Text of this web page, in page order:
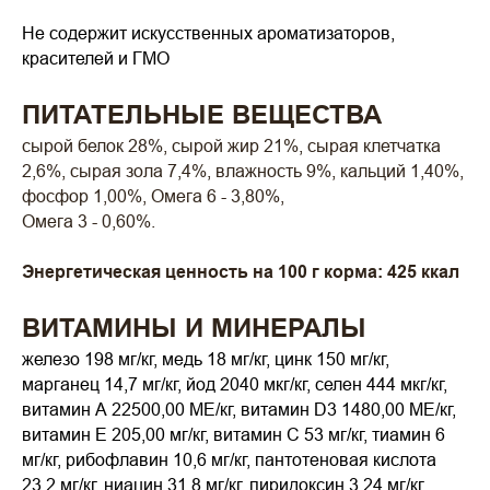
Не содержит искусственных ароматизаторов,
красителей и ГМО
ПИТАТЕЛЬНЫЕ ВЕЩЕСТВА
сырой белок 28%, сырой жир 21%, сырая клетчатка
2,6%, сырая зола 7,4%, влажность 9%, кальций 1,40%,
фосфор 1,00%, Омега 6 - 3,80%,
Омега 3 - 0,60%.
Энергетическая ценность на 100 г корма: 425 ккал
ВИТАМИНЫ И МИНЕРАЛЫ
железо 198 мг/кг, медь 18 мг/кг, цинк 150 мг/кг,
марганец 14,7 мг/кг, йод 2040 мкг/кг, селен 444 мкг/кг,
витамин А 22500,00 МЕ/кг, витамин D3 1480,00 МЕ/кг,
витамин Е 205,00 мг/кг, витамин C 53 мг/кг, тиамин 6
мг/кг, рибофлавин 10,6 мг/кг, пантотеновая кислота
23,2 мг/кг, ниацин 31,8 мг/кг, пиридоксин 3,24 мг/кг,